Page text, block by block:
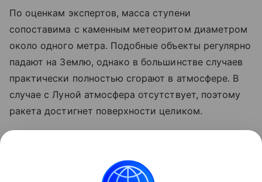
По оценкам экспертов, масса ступени
сопоставима с каменным метеоритом диаметром
около одного метра. Подобные объекты регулярно
падают на Землю, однако в большинстве случаев
практически полностью сгорают в атмосфере. В
случае с Луной атмосфера отсутствует, поэтому
ракета достигнет поверхности целиком.
об атмосфере древней Земли.